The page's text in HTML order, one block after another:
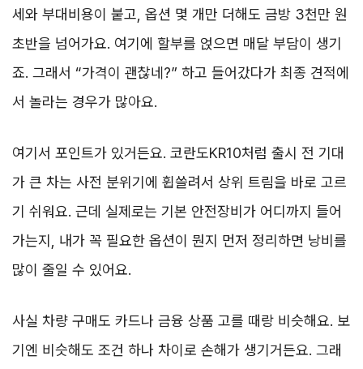
세와 부대비용이 붙고, 옵션 몇 개만 더해도 금방 3천만 원
초반을 넘어가요. 여기에 할부를 얹으면 매달 부담이 생기
죠. 그래서 “가격이 괜찮네?” 하고 들어갔다가 최종 견적에
서 놀라는 경우가 많아요.
여기서 포인트가 있거든요. 코란도KR10처럼 출시 전 기대
가 큰 차는 사전 분위기에 휩쓸려서 상위 트림을 바로 고르
기 쉬워요. 근데 실제로는 기본 안전장비가 어디까지 들어
가는지, 내가 꼭 필요한 옵션이 뭔지 먼저 정리하면 낭비를
많이 줄일 수 있어요.
사실 차량 구매도 카드나 금융 상품 고를 때랑 비슷해요. 보
기엔 비슷해도 조건 하나 차이로 손해가 생기거든요. 그래